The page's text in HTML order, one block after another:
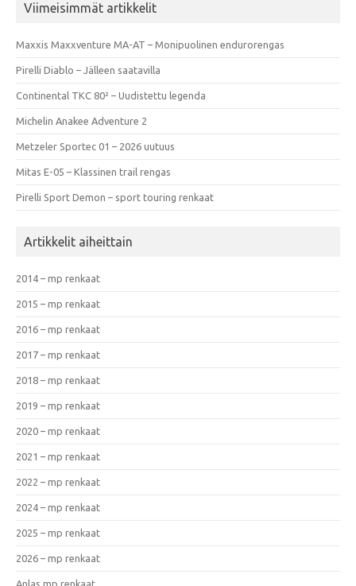
Viimeisimmät artikkelit
Maxxis Maxxventure MA-AT – Monipuolinen endurorengas
Pirelli Diablo – Jälleen saatavilla
Continental TKC 80² – Uudistettu legenda
Michelin Anakee Adventure 2
Metzeler Sportec 01 – 2026 uutuus
Mitas E-05 – Klassinen trail rengas
Pirelli Sport Demon – sport touring renkaat
Artikkelit aiheittain
2014 – mp renkaat
2015 – mp renkaat
2016 – mp renkaat
2017 – mp renkaat
2018 – mp renkaat
2019 – mp renkaat
2020 – mp renkaat
2021 – mp renkaat
2022 – mp renkaat
2024 – mp renkaat
2025 – mp renkaat
2026 – mp renkaat
Anlas mp renkaat